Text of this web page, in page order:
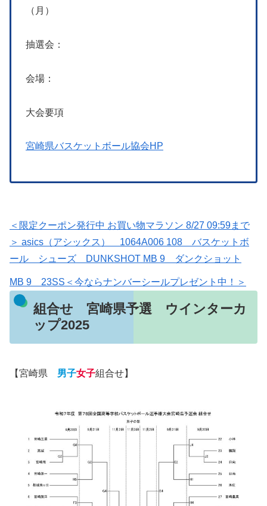
（月）
抽選会：
会場：
大会要項
宮崎県バスケットボール協会HP
＜限定クーポン発行中 お買い物マラソン 8/27 09:59まで
＞ asics（アシックス） 1064A006 108 バスケットボ
ール シューズ DUNKSHOT MB 9 ダンクショット
MB 9 23SS＜今ならナンバーシールプレゼント中！＞
組合せ 宮崎県予選 ウインターカ
ップ2025
【宮崎県 男子女子組合せ】